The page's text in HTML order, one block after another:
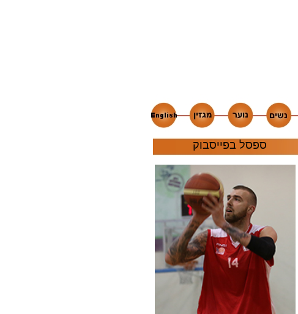
ספסל בפייסבוק